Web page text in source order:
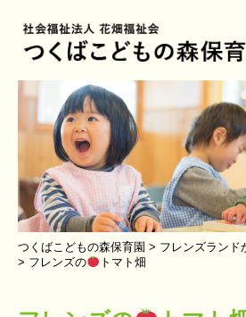
つくばこどもの森保育園 > フレンズランド
> フレンズの トマト畑